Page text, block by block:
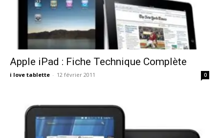
Apple iPad : Fiche Technique Complète
i love tablette - 12 février 2011 0